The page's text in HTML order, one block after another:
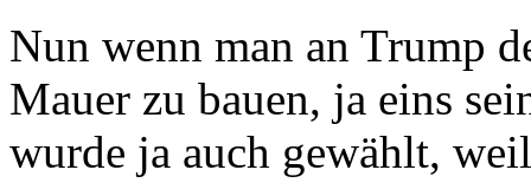
Nun wenn man an Trump
Mauer zu bauen, ja eins
wurde ja auch gewählt,